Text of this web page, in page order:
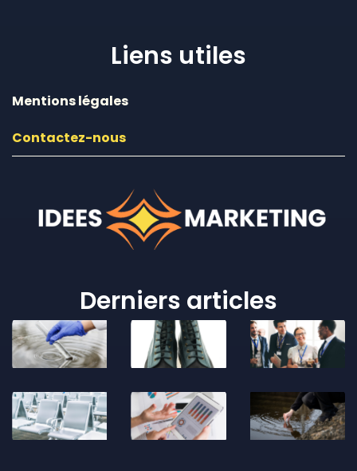
Liens utiles
Mentions légales
Contactez-nous
Derniers articles